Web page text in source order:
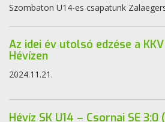
Szombaton U14-es csapatunk
Az idei év utolsó edzése a
Hévízen
2024.11.21.
Hévíz SK U14 – Csornai SE 3:0